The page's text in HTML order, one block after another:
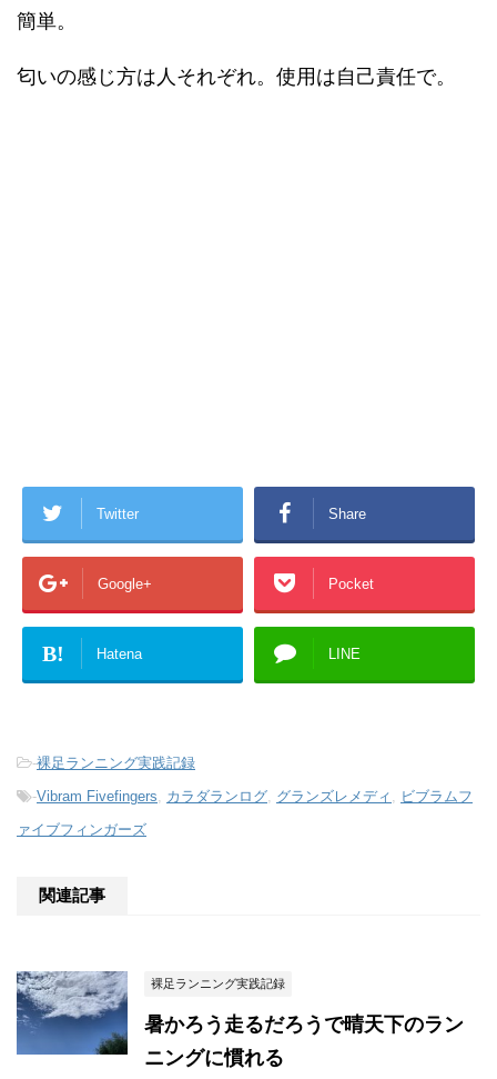
簡単。
匂いの感じ方は人それぞれ。使用は自己責任で。
Twitter Share
Google+ Pocket
B! Hatena LINE
-裸足ランニング実践記録
-Vibram Fivefingers, カラダランログ, グランズレメディ , ビブラムフ
ァイブフィンガーズ
関連記事
裸足ランニング実践記録
暑かろう走るだろうで晴天下のラン
ニングに慣れる